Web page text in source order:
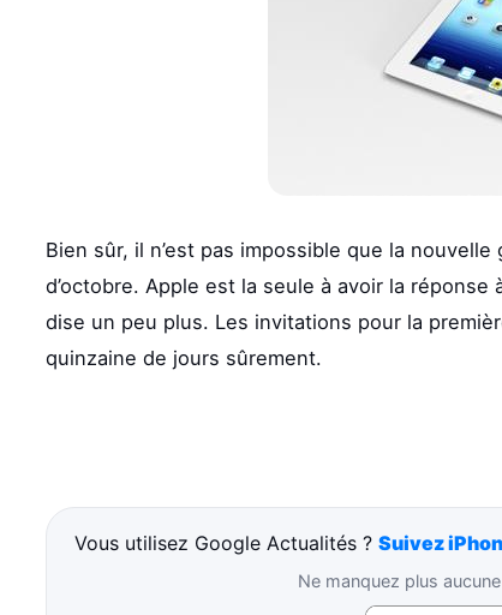
Bien sûr, il n’est pas impossible que la
d’octobre. Apple est la seule à avoir la
dise un peu plus. Les invitations pour la
quinzaine de jours sûrement.
Vous utilisez Google Actualités ?Suivez
Ne manquez plus